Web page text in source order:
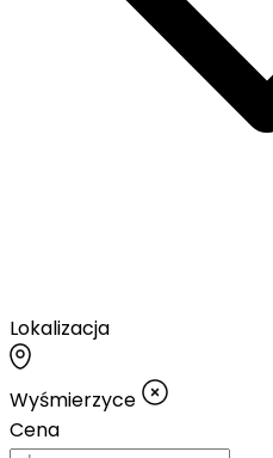
Lokalizacja
Wyśmierzyce
Cena